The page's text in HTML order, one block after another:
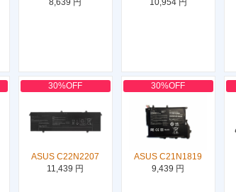
30%OFF
ASUS C22N2207
11,439 円
30%OFF
ASUS C21N1819
9,439 円